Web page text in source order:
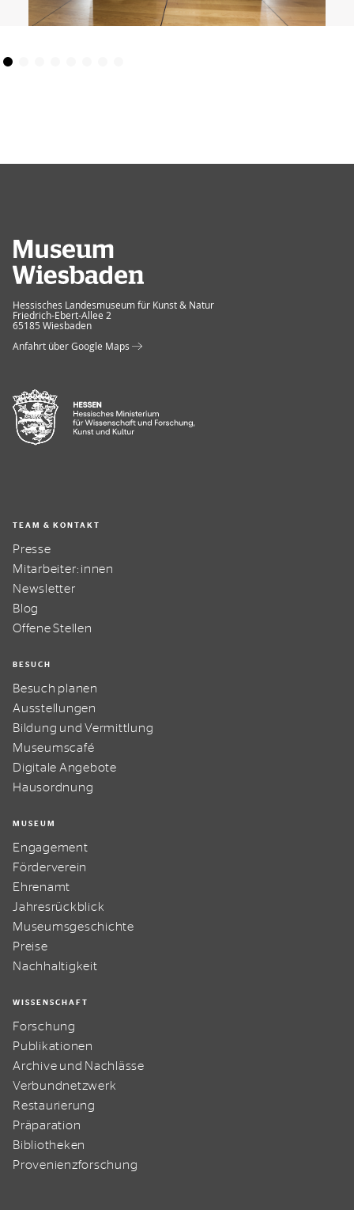
Museum Wiesbaden
Hessisches Landesmuseum für Kunst & Natur
Friedrich-Ebert-Allee 2
65185 Wiesbaden
Anfahrt über Google Maps
TEAM & KONTAKT
Presse
Mitarbeiter:innen
Newsletter
Blog
Offene Stellen
BESUCH
Besuch planen
Ausstellungen
Bildung und Vermittlung
Museumscafé
Digitale Angebote
Hausordnung
MUSEUM
Engagement
Förderverein
Ehrenamt
Jahresrückblick
Museumsgeschichte
Preise
Nachhaltigkeit
WISSENSCHAFT
Forschung
Publikationen
Archive und Nachlässe
Verbundnetzwerk
Restaurierung
Präparation
Bibliotheken
Provenienzforschung